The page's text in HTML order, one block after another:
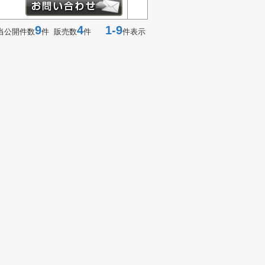
公開件数9件 販売数4件 1-9件表示